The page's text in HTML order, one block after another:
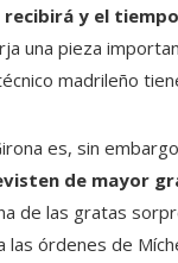
y el
una pieza
madrileño
es, sin
de mayor
de las gratas
órdenes de